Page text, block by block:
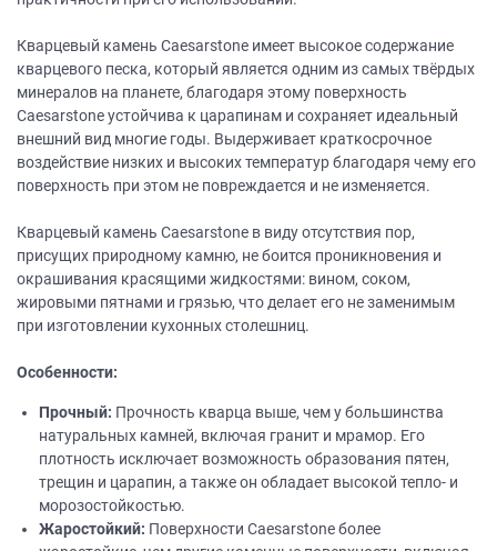
Кварцевый камень Caesarstone имеет высокое содержание
кварцевого песка, который является одним из самых твёрдых
минералов на планете, благодаря этому поверхность
Caesarstone устойчива к царапинам и сохраняет идеальный
внешний вид многие годы. Выдерживает краткосрочное
воздействие низких и высоких температур благодаря чему его
поверхность при этом не повреждается и не изменяется.
Кварцевый камень Caesarstone в виду отсутствия пор,
присущих природному камню, не боится проникновения и
окрашивания красящими жидкостями: вином, соком,
жировыми пятнами и грязью, что делает его не заменимым
при изготовлении кухонных столешниц.
Особенности:
Прочный: Прочность кварца выше, чем у большинства
натуральных камней, включая гранит и мрамор. Его
плотность исключает возможность образования пятен,
трещин и царапин, а также он обладает высокой тепло- и
морозостойкостью.
Жаростойкий: Поверхности Caesarstone более